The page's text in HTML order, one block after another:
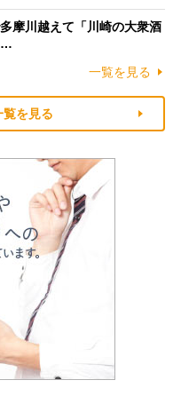
摩川越えて「川崎の大衆酒
…
一覧を見る
を見る